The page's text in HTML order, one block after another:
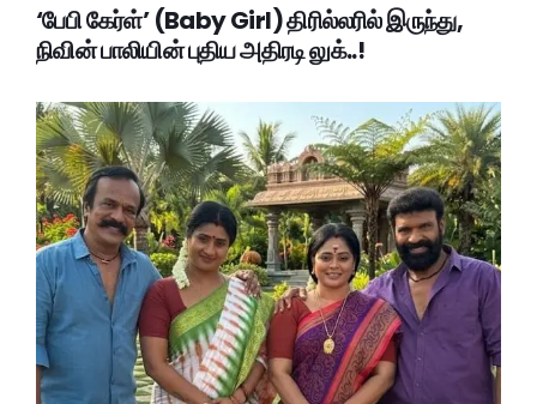
‘பேபி கேர்ள்’ (Baby Girl) திரில்லரில் இருந்து,
நிவின் பாலியின் புதிய அதிரடி லுக்..!